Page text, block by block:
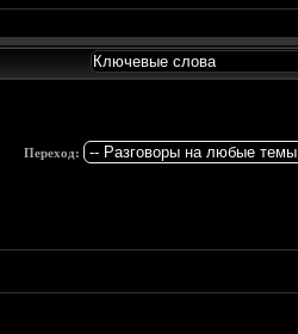
Переход: